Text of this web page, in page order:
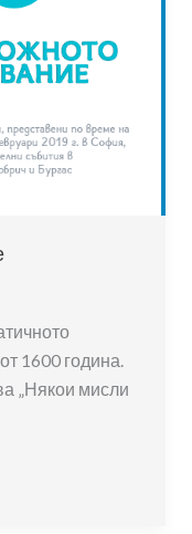
1600 година.
„Някои мисли